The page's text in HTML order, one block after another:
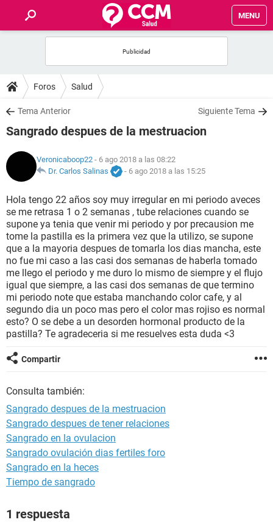
MENU
FOROS
SALUD
FAMILIA
NUTRICIÓN
BIENESTAR
SEXUALIDAD
GLOSARIO
Foros Salud
Tema Anterior Siguiente Tema
Sangrado despues de la mestruacion
Veronicaboop22 - 6 ago 2018 a las 08:22
Dr. Carlos Salinas
- 6 ago 2018 a las 15:25
Hola tengo 22 años soy muy irregular en mi periodo aveces
se me retrasa 1 o 2 semanas , tube relaciones cuando se
supone ya tenia que venir mi periodo y por precausion me
tome la pastilla es la primera vez que la utilizo, se supone
que a la mayoria despues de tomarla los dias mancha, este
no fue mi caso a las casi dos semanas de haberla tomado
me llego el periodo y me duro lo mismo de siempre y el flujo
igual que siempre, a las casi dos semanas de que termino
mi periodo note que estaba manchando color cafe, y al
segundo dia un poco mas pero el color mas rojiso es normal
esto? O se debe a un desorden hormonal producto de la
pastilla? Te agradeceria si me resuelves esta duda <3
Compartir
Consulta también:
Sangrado despues de la mestruacion
Sangrado despues de tener relaciones
Sangrado en la ovulacion
Sangrado ovulación dias fertiles foro
Sangrado en la heces
Tiempo de sangrado
1 respuesta